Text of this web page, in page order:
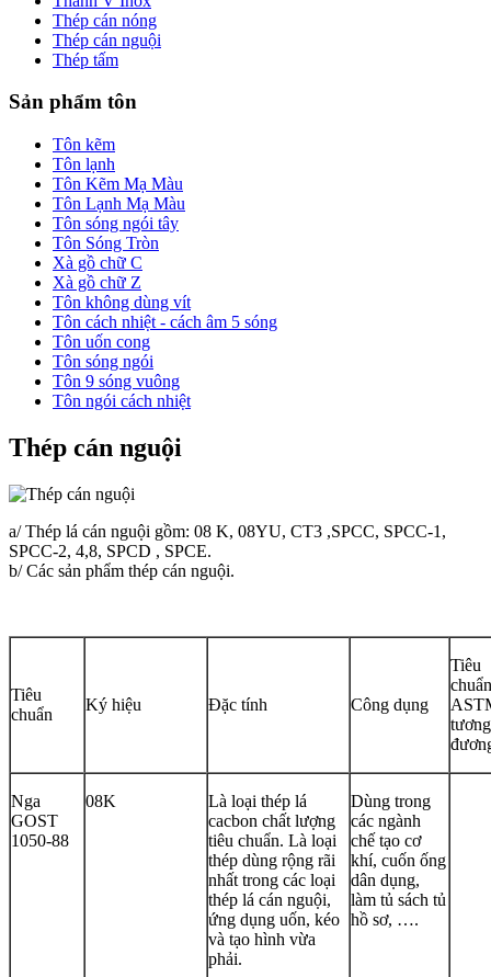
Thép cán nóng
Thép cán nguội
Thép tấm
Sản phẩm tôn
Tôn kẽm
Tôn lạnh
Tôn Kẽm Mạ Màu
Tôn Lạnh Mạ Màu
Tôn sóng ngói tây
Tôn Sóng Tròn
Xà gồ chữ C
Xà gồ chữ Z
Tôn không dùng vít
Tôn cách nhiệt - cách âm 5 sóng
Tôn uốn cong
Tôn sóng ngói
Tôn 9 sóng vuông
Tôn ngói cách nhiệt
Thép cán nguội
a/ Thép lá cán nguội gồm: 08 K, 08YU, CT3 ,SPCC, SPCC-1,
SPCC-2, 4,8, SPCD , SPCE.
b/ Các sản phẩm thép cán nguội.
Tiêu
chuẩn
Ký hiệu Đặc tính Công dụng
Tiêu
chuẩn
tương
Nga
GOST
1050-88
08K
Là loại thép lá
cacbon chất lượng
tiêu chuẩn. Là loại
thép dùng rộng rãi
nhất trong các loại
thép lá cán nguội,
ứng dụng uốn, kéo
và tạo hình vừa
phải.
Dùng trong
các ngành
chế tạo cơ
khí, cuốn ống
dân dụng,
làm tủ sách tủ
hồ sơ, ….